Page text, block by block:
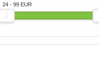
24 - 99 EUR